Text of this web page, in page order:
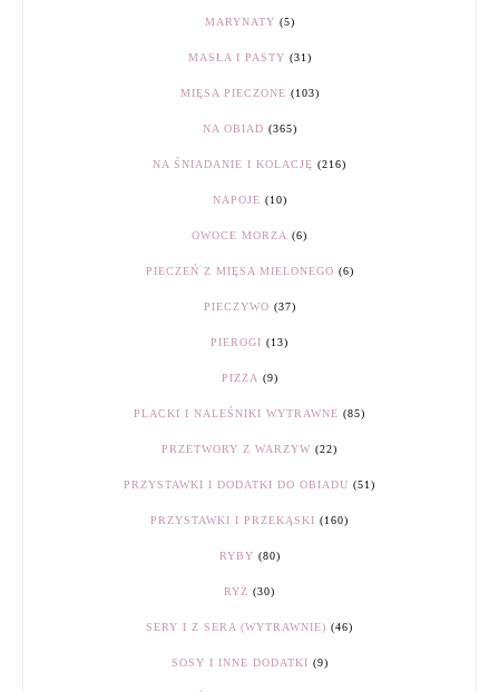
MARYNATY (5)
MASŁA I PASTY (31)
MIĘSA PIECZONE (103)
NA OBIAD (365)
NA ŚNIADANIE I KOLACJĘ (216)
NAPOJE (10)
OWOCE MORZA (6)
PIECZEŃ Z MIĘSA MIELONEGO (6)
PIECZYWO (37)
PIEROGI (13)
PIZZA (9)
PLACKI I NALEŚNIKI WYTRAWNE (85)
PRZETWORY Z WARZYW (22)
PRZYSTAWKI I DODATKI DO OBIADU (51)
PRZYSTAWKI I PRZEKĄSKI (160)
RYBY (80)
RYŻ (30)
SERY I Z SERA (WYTRAWNIE) (46)
SOSY I INNE DODATKI (9)